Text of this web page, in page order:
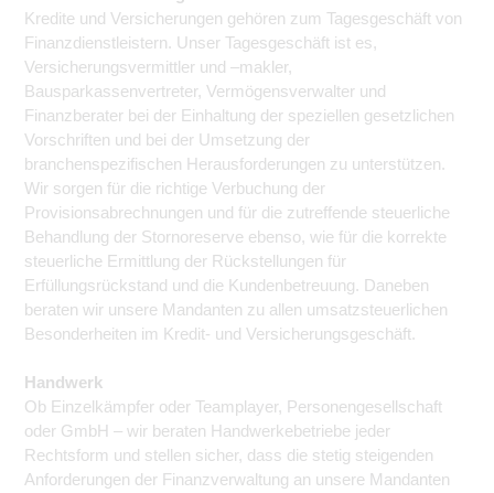
Kredite und Versicherungen gehören zum Tagesgeschäft von
Finanzdienstleistern. Unser Tagesgeschäft ist es,
Versicherungsvermittler und –makler,
Bausparkassenvertreter, Vermögensverwalter und
Finanzberater bei der Einhaltung der speziellen gesetzlichen
Vorschriften und bei der Umsetzung der
branchenspezifischen Herausforderungen zu unterstützen.
Wir sorgen für die richtige Verbuchung der
Provisionsabrechnungen und für die zutreffende steuerliche
Behandlung der Stornoreserve ebenso, wie für die korrekte
steuerliche Ermittlung der Rückstellungen für
Erfüllungsrückstand und die Kundenbetreuung. Daneben
beraten wir unsere Mandanten zu allen umsatzsteuerlichen
Besonderheiten im Kredit- und Versicherungsgeschäft.
Handwerk
Ob Einzelkämpfer oder Teamplayer, Personengesellschaft
oder GmbH – wir beraten Handwerkebetriebe jeder
Rechtsform und stellen sicher, dass die stetig steigenden
Anforderungen der Finanzverwaltung an unsere Mandanten